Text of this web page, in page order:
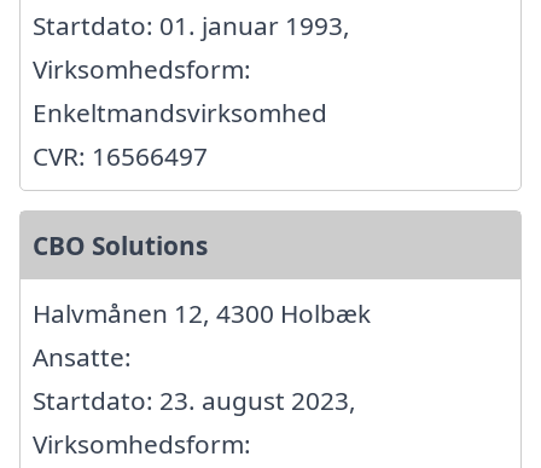
Startdato: 01. januar 1993,
Virksomhedsform:
Enkeltmandsvirksomhed
CVR: 16566497
CBO Solutions
Halvmånen 12, 4300 Holbæk
Ansatte:
Startdato: 23. august 2023,
Virksomhedsform: